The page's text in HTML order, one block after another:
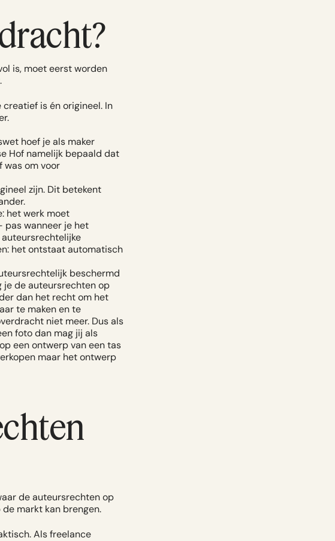
is, moet eerst worden
is én origineel. In
hoef je als maker
Hof namelijk bepaald dat
was om voor
zijn. Dit betekent
het werk moet
pas wanneer je het
het ontstaat automatisch
beschermd
je de auteursrechten op
dan het recht om het
te maken en te
niet meer. Dus als
foto dan mag jij als
een ontwerp van een tas
maar het ontwerp
de auteursrechten op
markt kan brengen.
Als freelance